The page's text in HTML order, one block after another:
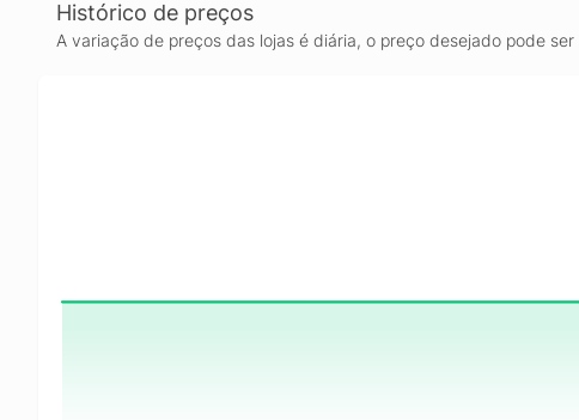
Histórico de preços
A variação de preços das lojas é diária, o preço desejado pode